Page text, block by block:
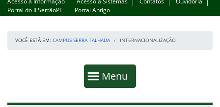
Portal do IFSertãoPE
Portal Antigo
VOCÊ ESTÁ EM: CAMPUS SERRA TALHADA INTERNACIONALIZAÇÃO
Mostrar
Menu